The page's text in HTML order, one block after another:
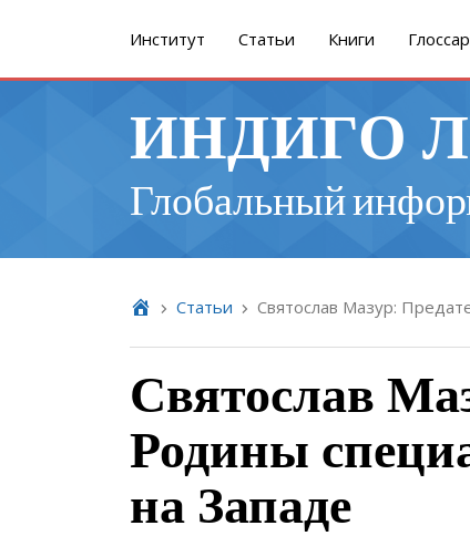
Институт Cтатьи Книги
ИНДИГО
Глобальный
Cтатьи Святослав Мазур:
Святослав
Родины
на Западе